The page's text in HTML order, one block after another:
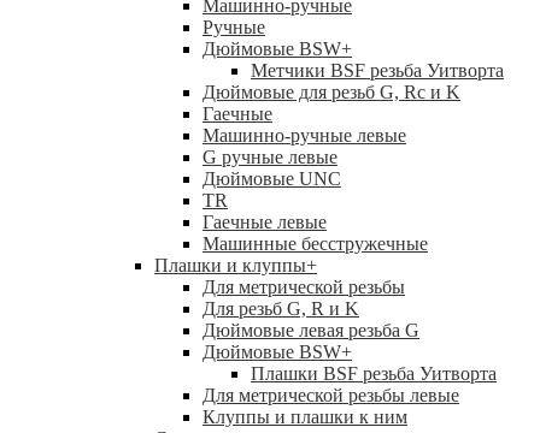
Машинно-ручные
Ручные
Дюймовые BSW+
Метчики BSF резьба Уитворта
Дюймовые для резьб G, Rc и K
Гаечные
Машинно-ручные левые
G ручные левые
Дюймовые UNC
TR
Гаечные левые
Машинные бесстружечные
Плашки и клуппы+
Для метрической резьбы
Для резьб G, R и K
Дюймовые левая резьба G
Дюймовые BSW+
Плашки BSF резьба Уитворта
Для метрической резьбы левые
Клуппы и плашки к ним